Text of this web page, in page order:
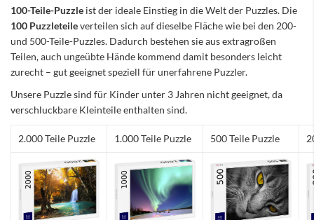
100-Teile-Puzzle ist der ideale Einstieg in die Welt der Puzzles. Die
100 Puzzleteileverteilen sich auf dieselbe Fläche wie bei den 200-
und 500-Teile-Puzzles. Dadurch bestehen sie aus extragroßen
Teilen, auch ungeübte Hände kommend damit besonders leicht
zurecht – gut geeignet speziell für unerfahrene Puzzler.
Unsere Puzzle sind für Kinder unter 3 Jahren nicht geeignet, da
verschluckbare Kleinteile enthalten sind.
2.000 Teile Puzzle 1.000 Teile Puzzle 500 Teile Puzzle